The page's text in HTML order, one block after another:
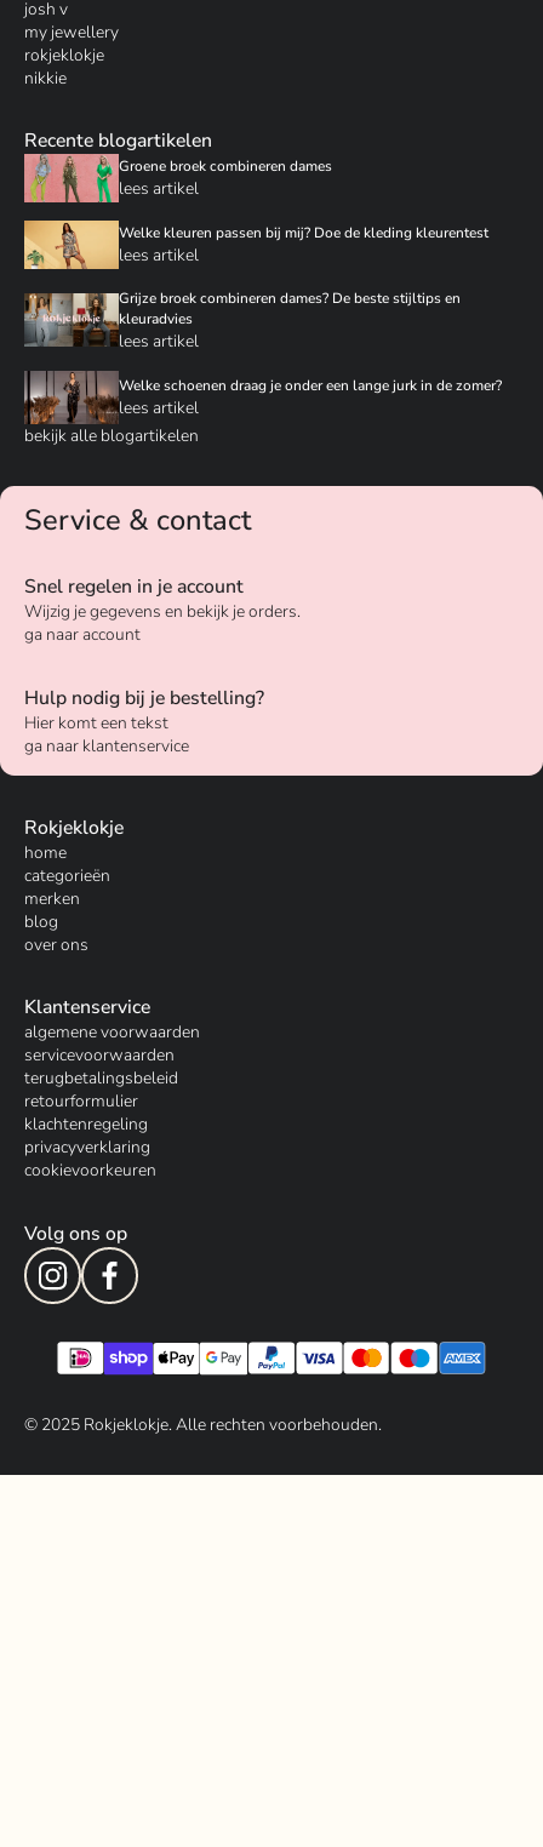
josh v
my jewellery
rokjeklokje
nikkie
Recente blogartikelen
Groene broek combineren dames
lees artikel
Welke kleuren passen bij mij? Doe de kleding kleurentest
lees artikel
Grijze broek combineren dames? De beste stijltips en
kleuradvies
lees artikel
Welke schoenen draag je onder een lange jurk in de zomer?
lees artikel
bekijk alle blogartikelen
Service & contact
Snel regelen in je account
Wijzig je gegevens en bekijk je orders.
ga naar account
Hulp nodig bij je bestelling?
Hier komt een tekst
ga naar klantenservice
Rokjeklokje
home
categorieën
merken
blog
over ons
Klantenservice
algemene voorwaarden
servicevoorwaarden
terugbetalingsbeleid
retourformulier
klachtenregeling
privacyverklaring
cookievoorkeuren
Volg ons op
© 2025Rokjeklokje. Alle rechten voorbehouden.